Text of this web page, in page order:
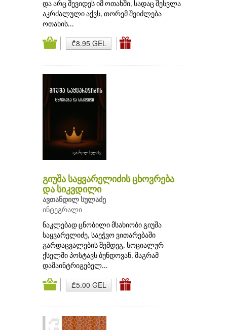
და არც შევიდეს იმ ოთახში, სადაც შესვლა
აკრძალული აქვს, თორემ შეიძლება
ოთახის...
₾8.95 GEL
გიუშა საყვარელიძის ცხოვრება
და სიკვდილი
ავთანდილ სულაძე
ინტეგრალი
ნაკლებად ცნობილი მსახიობი გიუშა
საყვარელიძე, საეჭვო ვითარებაში
გარდაცვალების შემდეგ, სოციალურ
ქსელში პოსტავს ბუნდოვან, მაგრამ
დამაინტრიგებელ...
₾5.00 GEL